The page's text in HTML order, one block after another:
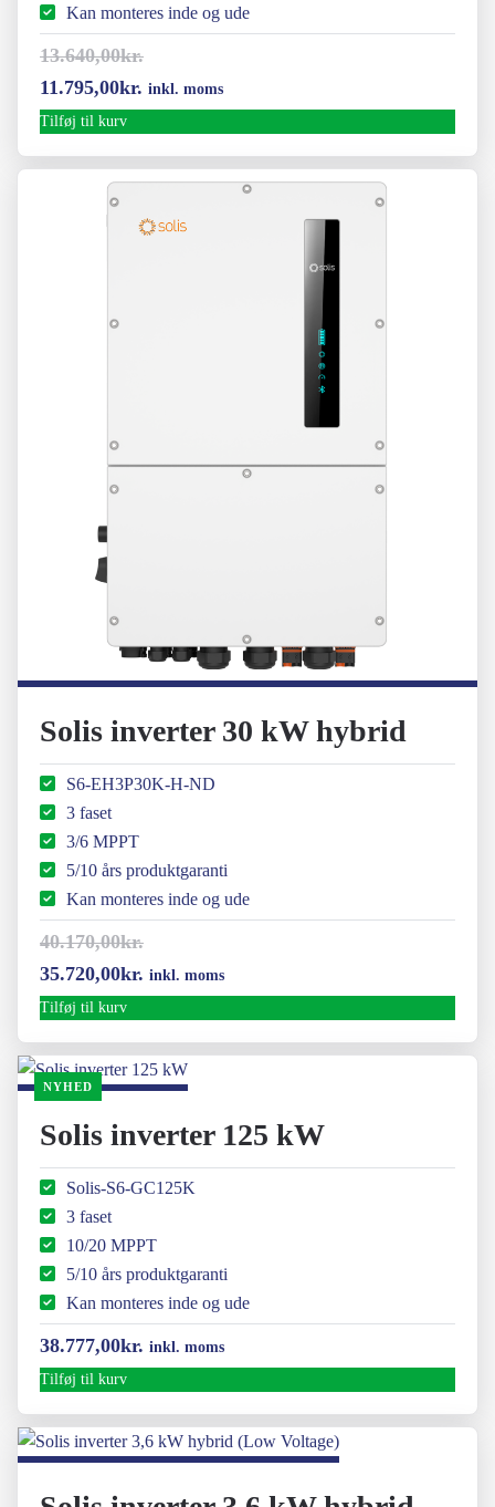
Kan monteres inde og ude
13.640,00kr.
Den
oprindelige
13.640,00kr..
11.795,00kr. Den
er:
11.795,00kr..
inkl. moms
Tilføj til kurv
Solis inverter 30 kW hybrid
S6-EH3P30K-H-ND
3 faset
3/6 MPPT
5/10 års produktgaranti
Kan monteres inde og ude
40.170,00kr.
Den
oprindelige
var:
40.170,00kr..
35.720,00kr. Den
er:
inkl. moms
Tilføj til kurv
NYHED
Solis inverter 125 kW
Solis-S6-GC125K
3 faset
10/20 MPPT
5/10 års produktgaranti
Kan monteres inde og ude
38.777,00kr. inkl. moms
Tilføj til kurv